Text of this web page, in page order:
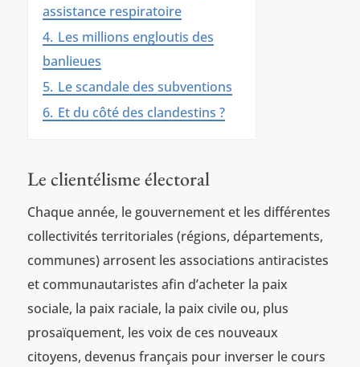
assistance respiratoire
4. Les millions engloutis des
banlieues
5. Le scandale des subventions
6. Et du côté des clandestins ?
Le clientélisme électoral
Chaque année, le gouvernement et les différentes
collectivités territoriales (régions, départements,
communes) arrosent les associations antiracistes
et communautaristes afin d’acheter la paix
sociale, la paix raciale, la paix civile ou, plus
prosaïquement, les voix de ces nouveaux
citoyens, devenus français pour inverser le cours